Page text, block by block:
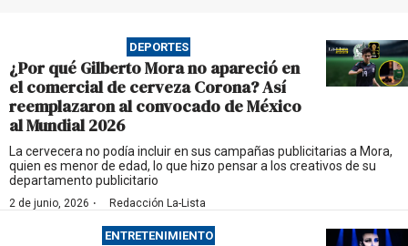
ú
s
q
u
a
DEPORTES
¿Por qué Gilberto Mora no apareció en
el comercial de cerveza Corona? Así
reemplazaron al convocado de México
al Mundial 2026
La cervecera no podía incluir en sus campañas publicitarias a Mora,
quien es menor de edad, lo que hizo pensar a los creativos de su
departamento publicitario
2 de junio, 2026 · Redacción La-Lista
ENTRETENIMIENTO